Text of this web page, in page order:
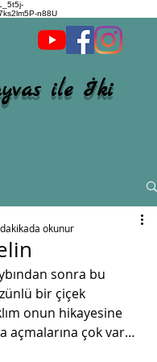
n88U
ile İki
okunur
sonra bu
bir çiçek
onun hikayesine
açmalarına çok var…